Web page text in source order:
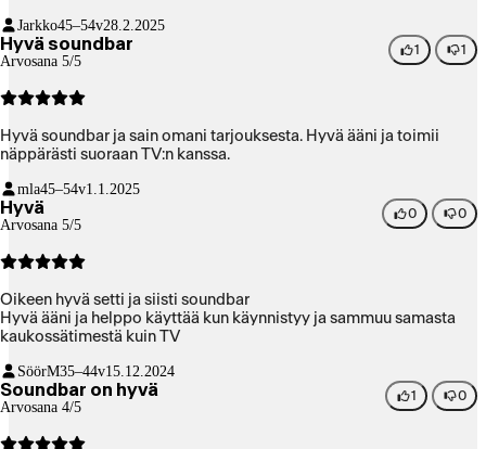
Jarkko45–54v28.2.2025
Hyvä soundbar
Arvosana 5/5
1 1
Hyvä soundbar ja sain omani tarjouksesta. Hyvä ääni ja toimii
näppärästi suoraan TV:n kanssa.
mla45–54v1.1.2025
Hyvä
Arvosana 5/5
0 0
Oikeen hyvä setti ja siisti soundbar
Hyvä ääni ja helppo käyttää kun käynnistyy ja sammuu samasta
kaukossätimestä kuin TV
SöörM35–44v15.12.2024
Soundbar on hyvä
Arvosana 4/5
1 0